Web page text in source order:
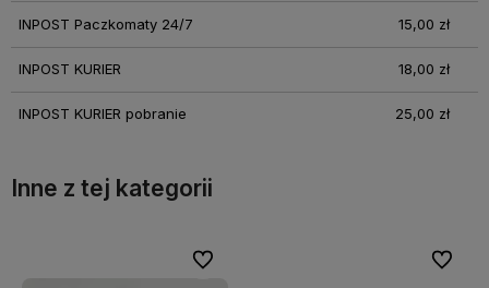
INPOST Paczkomaty 24/7 15,00 zł
INPOST KURIER 18,00 zł
INPOST KURIER pobranie 25,00 zł
Inne z tej kategorii
Do ulubionych
Do ulubionych Do
Do